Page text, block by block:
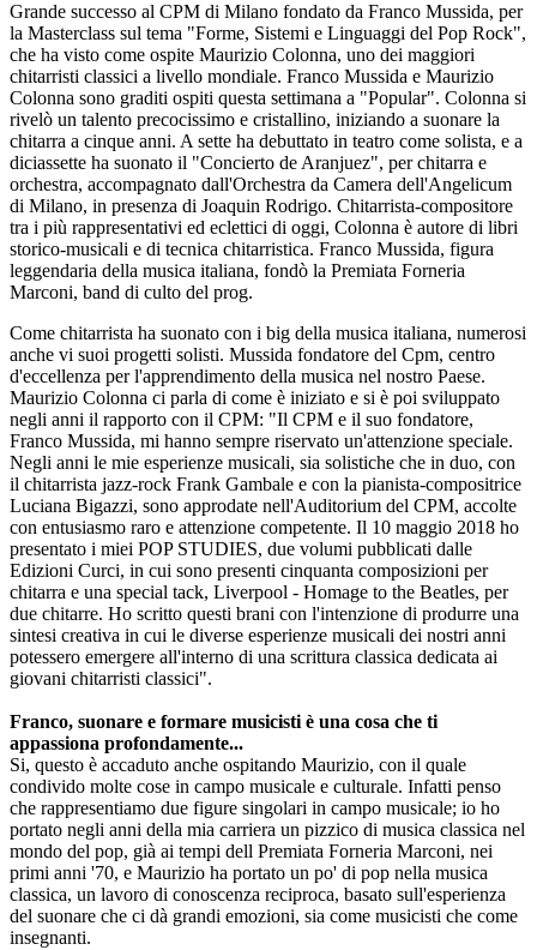
Grande successo al CPM di Milano fondato da Franco Mussida, per
la Masterclass sul tema "Forme, Sistemi e Linguaggi del Pop Rock",
che ha visto come ospite Maurizio Colonna, uno dei maggiori
chitarristi classici a livello mondiale. Franco Mussida e Maurizio
Colonna sono graditi ospiti questa settimana a "Popular". Colonna si
rivelò un talento precocissimo e cristallino, iniziando a suonare la
chitarra a cinque anni. A sette ha debuttato in teatro come solista, e a
diciassette ha suonato il "Concierto de Aranjuez", per chitarra e
orchestra, accompagnato dall'Orchestra da Camera dell'Angelicum
di Milano, in presenza di Joaquin Rodrigo. Chitarrista-compositore
tra i più rappresentativi ed eclettici di oggi, Colonna è autore di libri
storico-musicali e di tecnica chitarristica. Franco Mussida, figura
leggendaria della musica italiana, fondò la Premiata Forneria
Marconi, band di culto del prog.
Come chitarrista ha suonato con i big della musica italiana, numerosi
anche vi suoi progetti solisti. Mussida fondatore del Cpm, centro
d'eccellenza per l'apprendimento della musica nel nostro Paese.
Maurizio Colonna ci parla di come è iniziato e si è poi sviluppato
negli anni il rapporto con il CPM: "Il CPM e il suo fondatore,
Franco Mussida, mi hanno sempre riservato un'attenzione speciale.
Negli anni le mie esperienze musicali, sia solistiche che in duo, con
il chitarrista jazz-rock Frank Gambale e con la pianista-compositrice
Luciana Bigazzi, sono approdate nell'Auditorium del CPM, accolte
con entusiasmo raro e attenzione competente. Il 10 maggio 2018 ho
presentato i miei POP STUDIES, due volumi pubblicati dalle
Edizioni Curci, in cui sono presenti cinquanta composizioni per
chitarra e una special tack, Liverpool - Homage to the Beatles, per
due chitarre. Ho scritto questi brani con l'intenzione di produrre una
sintesi creativa in cui le diverse esperienze musicali dei nostri anni
potessero emergere all'interno di una scrittura classica dedicata ai
giovani chitarristi classici".
Franco, suonare e formare musicisti è una cosa che ti
appassiona profondamente...
Si, questo è accaduto anche ospitando Maurizio, con il quale
condivido molte cose in campo musicale e culturale. Infatti penso
che rappresentiamo due figure singolari in campo musicale; io ho
portato negli anni della mia carriera un pizzico di musica classica nel
mondo del pop, già ai tempi dell Premiata Forneria Marconi, nei
primi anni '70, e Maurizio ha portato un po' di pop nella musica
classica, un lavoro di conoscenza reciproca, basato sull'esperienza
del suonare che ci dà grandi emozioni, sia come musicisti che come
insegnanti.